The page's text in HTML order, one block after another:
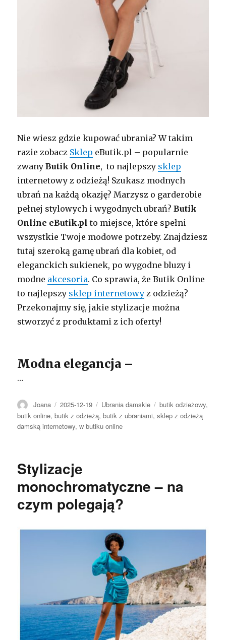
Nie wiesz gdzie kupować ubrania? W takim
razie zobacz Sklep eButik.pl – popularnie
zwanyButik Online, to najlepszy sklep
internetowy z odzieżą! Szukasz modnych
ubrań na każdą okazję? Marzysz o garderobie
pełnej stylowych i wygodnych ubrań?Butik
Online eButik.pl to miejsce, które spełni
wszystkie Twoje modowe potrzeby. Znajdziesz
tutaj szeroką gamę ubrań dla kobiet, od
eleganckich sukienek, po wygodne bluzy i
modne akcesoria. Co sprawia, że Butik Online
to najlepszy sklep internetowy z odzieżą?
Przekonajmy się, jakie stylizacje można
stworzyć z produktami z ich oferty!
Modna elegancja –
…
Autor
Joana Opublikowano
2025-12-19 Kategorie
Ubrania damskie Tagi
butik odzieżowy,
butik online,butik z odzieżą,butik z ubraniami,sklep z odzieżą
damską internetowy,w butiku online
Stylizacje
monochromatyczne – na
czym polegają?